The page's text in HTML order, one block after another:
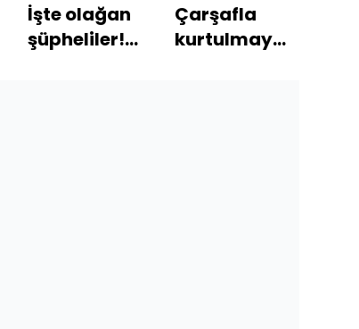
İşte olağan
şüpheliler!
Çarşafla
kurtulmaya